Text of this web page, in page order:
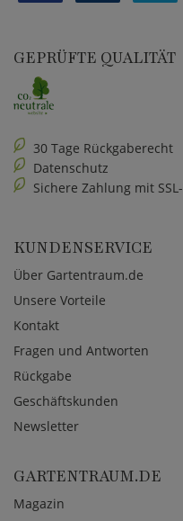
GEPRÜFTE QUALITÄT
30 Tage Rückgaberecht
Datenschutz
Sichere Zahlung mit
KUNDENSERVICE
Über Gartentraum.de
Unsere Vorteile
Kontakt
Fragen und Antworten
Rückgabe
Geschäftskunden
Newsletter
GARTENTRAUM.DE
Magazin